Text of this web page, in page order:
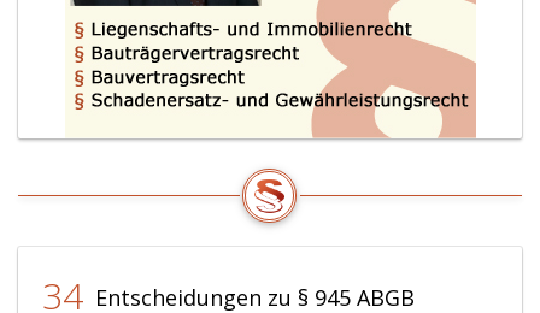
34 Entscheidungen zu § 945 ABGB